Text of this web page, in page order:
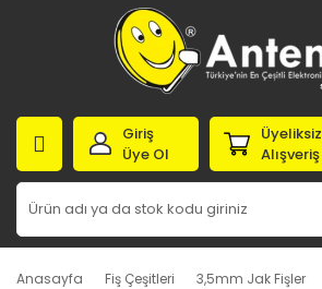
Giriş
Üye Ol
Üyeliksiz
Alışveriş
Anasayfa Fiş Çeşitleri 3,5mm Jak Fişler